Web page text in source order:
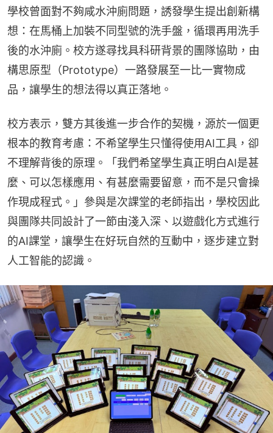
學校曾面對不夠咸水沖廁問題，誘發學生提出創新構
想：在馬桶上加裝不同型號的洗手盤，循環再用洗手
後的水沖廁。校方遂尋找具科研背景的團隊協助，由
構思原型（Prototype）一路發展至一比一實物成
品，讓學生的想法得以真正落地。
校方表示，雙方其後進一步合作的契機，源於一個更
根本的教育考慮：不希望學生只懂得使用AI工具，卻
不理解背後的原理。「我們希望學生真正明白AI是甚
麼、可以怎樣應用、有甚麼需要留意，而不是只會操
作現成程式。」參與是次課堂的老師指出，學校因此
與團隊共同設計了一節由淺入深、以遊戲化方式進行
的AI課堂，讓學生在好玩自然的互動中，逐步建立對
人工智能的認識。